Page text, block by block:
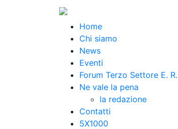
Home
Chi siamo
News
Eventi
Forum Terzo Settore E. R.
Ne vale la pena
la redazione
Contatti
5X1000